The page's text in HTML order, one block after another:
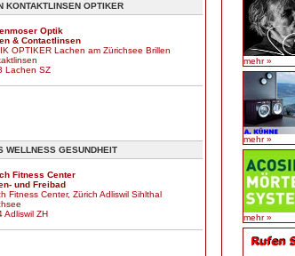
KONTAKTLINSEN OPTIKER
Optik
& Contactlinsen
OPTIKER Lachen am Zürichsee Brillen
Lachen SZ
WELLNESS GESUNDHEIT
Fitness Center
und Freibad
Fitness Center, Zürich Adliswil Sihlthal
Adliswil ZH
mehr »
mehr »
mehr »